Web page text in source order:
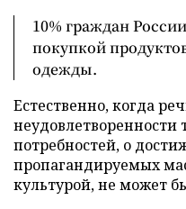
10% граждан
покупкой
одежды.
Естественно, когда
неудовлетворенности
потребностей, о
пропагандируемых
культурой, не может